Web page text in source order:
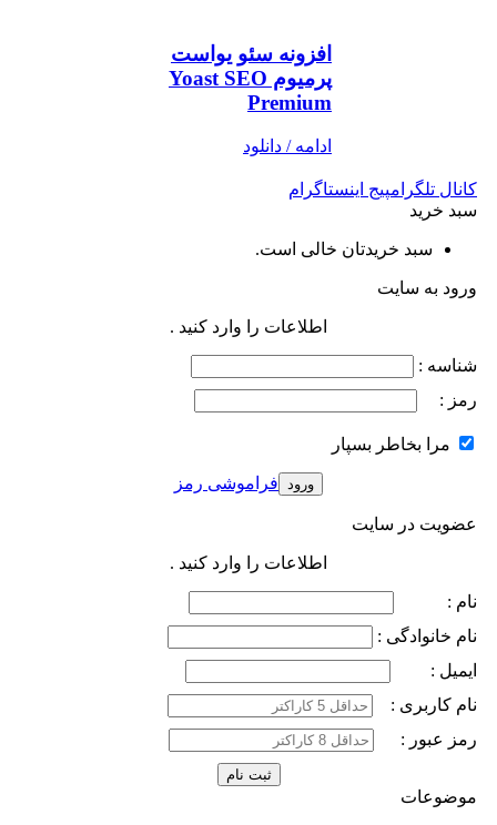
افزونه سئو یواست
پرمیوم Yoast SEO
Premium
ادامه / دانلود
کانال تلگرامپیج اینستاگرام
سبد خرید
سبد خریدتان خالی است.
ورود به سایت
اطلاعات را وارد کنید .
شناسه :
رمز :
مرا بخاطر بسپار
فراموشی رمز
عضویت در سایت
اطلاعات را وارد کنید .
نام :
نام خانوادگی :
ایمیل :
نام کاربری :
رمز عبور :
موضوعات